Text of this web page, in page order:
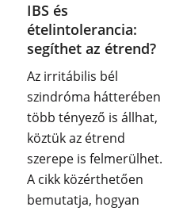
IBS és
ételintolerancia:
segíthet az étrend?
Az irritábilis bél
szindróma hátterében
több tényező is állhat,
köztük az étrend
szerepe is felmerülhet.
A cikk közérthetően
bemutatja, hogyan